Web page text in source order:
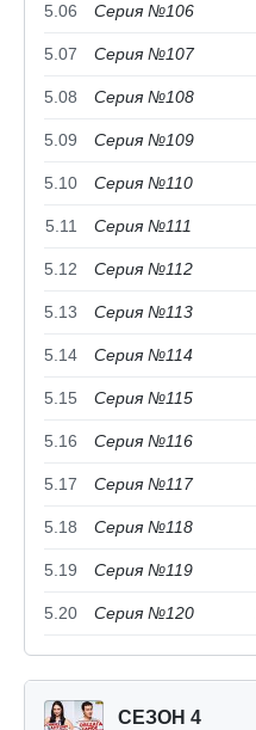
5.06 Серия №106
5.07 Серия №107
5.08 Серия №108
5.09 Серия №109
5.10 Серия №110
5.11 Серия №111
5.12 Серия №112
5.13 Серия №113
5.14 Серия №114
5.15 Серия №115
5.16 Серия №116
5.17 Серия №117
5.18 Серия №118
5.19 Серия №119
5.20 Серия №120
СЕЗОН 4